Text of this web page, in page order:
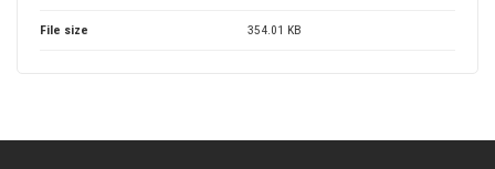
File size 354.01 KB